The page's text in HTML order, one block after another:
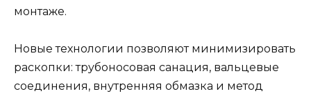
монтаже.
Новые технологии позволяют минимизировать
раскопки: трубоносовая санация, вальцевые
соединения, внутренняя обмазка и метод